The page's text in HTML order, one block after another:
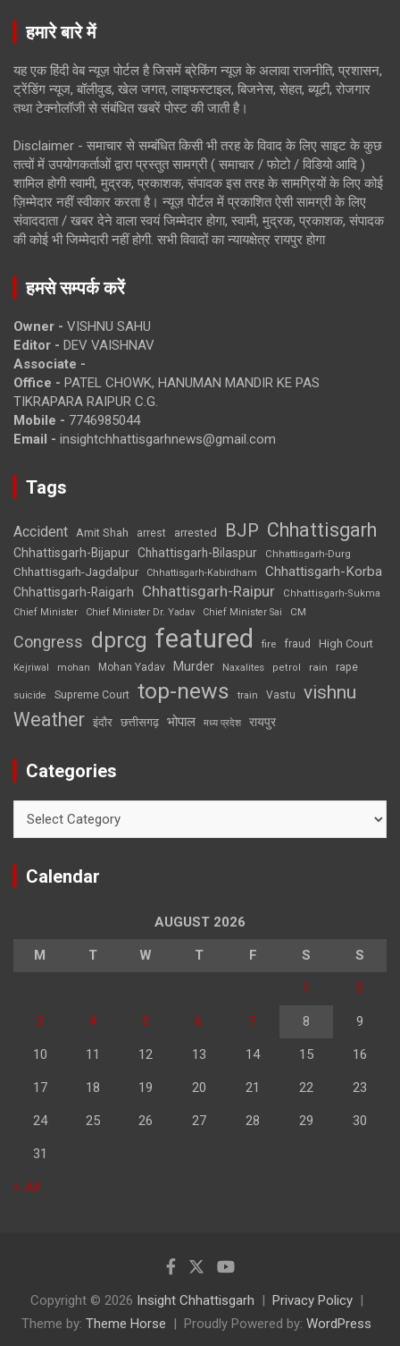
हमारे बारे में
यह एक हिंदी वेब न्यूज़ पोर्टल है जिसमें ब्रेकिंग न्यूज़ के अलावा राजनीति, प्रशासन,
ट्रेंडिंग न्यूज, बॉलीवुड, खेल जगत, लाइफस्टाइल, बिजनेस, सेहत, ब्यूटी, रोजगार
तथा टेक्नोलॉजी से संबंधित खबरें पोस्ट की जाती है।
Disclaimer - समाचार से सम्बंधित किसी भी तरह के विवाद के लिए साइट के कुछ
तत्वों में उपयोगकर्ताओं द्वारा प्रस्तुत सामग्री ( समाचार / फोटो / विडियो आदि )
शामिल होगी स्वामी, मुद्रक, प्रकाशक, संपादक इस तरह के सामग्रियों के लिए कोई
ज़िम्मेदार नहीं स्वीकार करता है। न्यूज़ पोर्टल में प्रकाशित ऐसी सामग्री के लिए
संवाददाता / खबर देने वाला स्वयं जिम्मेदार होगा, स्वामी, मुद्रक, प्रकाशक, संपादक
की कोई भी जिम्मेदारी नहीं होगी. सभी विवादों का न्यायक्षेत्र रायपुर होगा
हमसे सम्पर्क करें
Owner - VISHNU SAHU
Editor - DEV VAISHNAV
Associate -
Office - PATEL CHOWK, HANUMAN MANDIR KE PAS
TIKRAPARA RAIPUR C.G.
Mobile - 7746985044
Email - insightchhattisgarhnews@gmail.com
Tags
Accident Amit Shah arrest arrested BJP Chhattisgarh
Chhattisgarh-Bijapur Chhattisgarh-Bilaspur Chhattisgarh-Durg
Chhattisgarh-Jagdalpur Chhattisgarh-Kabirdham Chhattisgarh-Korba
Chhattisgarh-Raigarh Chhattisgarh-Raipur
Chhattisgarh-Sukma
Chief Minister
Chief Minister Dr. Yadav Chief Minister Sai CM
Congress dprcg featured fire fraud High Court
Kejriwal mohan Mohan Yadav Murder Naxalites petrol rain rape
suicide Supreme Court top-news train Vastu vishnu
Weather इंदौर छत्तीसगढ़ भोपाल मध्य प्रदेश रायपुर
Categories
Calendar
AUGUST 2026
M T W T F S S
1 2
3 4 5 6 7 8 9
10 11 12 13 14 15 16
17 18 19 20 21 22 23
24 25 26 27 28 29 30
31
« Jul
Copyright © 2026 Insight Chhattisgarh
Privacy Policy
Theme by: Theme Horse Proudly Powered by: WordPress